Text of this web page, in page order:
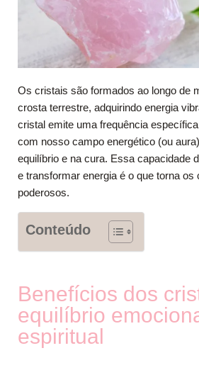
Os cristais são formados ao longo de
crosta terrestre, adquirindo energia
cristal emite uma frequência
com nosso campo energético (ou
equilíbrio e na cura. Essa capacidade
e transformar energia é o que torna os
poderosos.
Conteúdo
Benefícios dos
equilíbrio
espiritual